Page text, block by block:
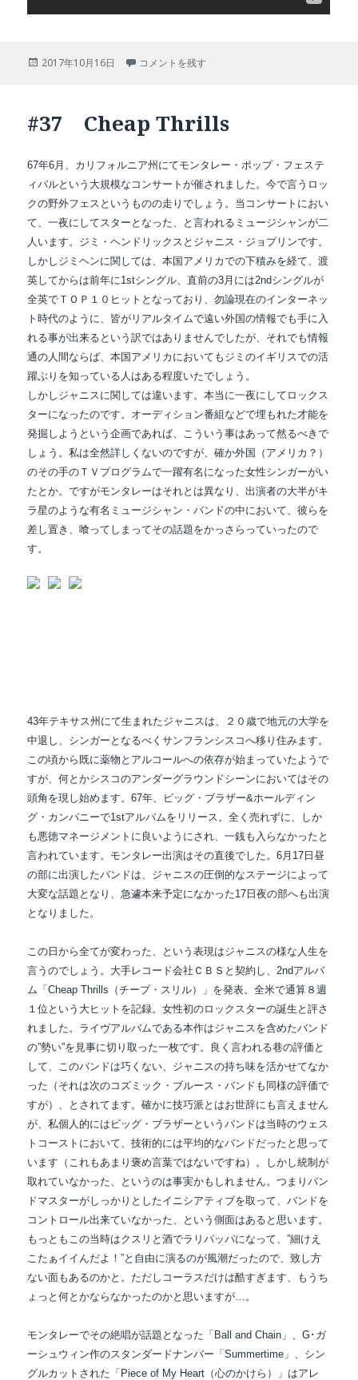
投
2017年10月16日 #38 Kozmic Blues に
コメントを残す
#37 Cheap Thrills
67年6月、カリフォルニア州にてモンタレー・ポップ・フェステ
ィバルという大規模なコンサートが催されました。今で言うロッ
クの野外フェスというものの走りでしょう。当コンサートにおい
て、一夜にしてスターとなった、と言われるミュージシャンが二
人います。ジミ・ヘンドリックスとジャニス・ジョプリンです。
しかしジミヘンに関しては、本国アメリカでの下積みを経て、渡
英してからは前年に1stシングル、直前の3月には2ndシングルが
全英でＴＯＰ１０ヒットとなっており、勿論現在のインターネッ
ト時代のように、 皆が リアルタイムで遠い外国の情報でも手に入
れる事が出来るという訳ではありませんでしたが、それでも情報
通の人間ならば、本国アメリカにおいてもジミのイギリスでの活
躍ぶりを知っている人はある程度いたでしょう。
しかしジャニスに関しては違います。本当に一夜にしてロックス
ターになったのです。オーディション番組などで埋もれた才能を
発掘しようという企画であれば、こういう事はあって然るべきで
しょう。私は全然詳しくないのですが、確か外国（アメリカ？）
のその手のＴＶプログラムで一躍有名になった女性シンガーがい
たとか。ですがモンタレーはそれとは異なり、出演者の大半がキ
ラ星のような有名ミュージシャン・バンドの中において、彼らを
差し置き、喰ってしまってその話題をかっさらっていったので
す。
43年テキサス州にて生まれたジャニスは、２０歳で地元の大学を
中退し、シンガーとなるべくサンフランシスコへ移り住みます。
この頃から既に薬物とアルコールへの依存が始まっていたようで
すが、何とかシスコのアンダーグラウンドシーンにおいてはその
頭角を現し始めます。67年、ビッグ・ブラザー&ホールディン
グ・カンパニーで1stアルバムをリリース。全く売れずに、
しか
も悪徳マネージメントに良いようにされ、一銭も入らなかったと
言われています。 モンタレー出演はその直後でした。6月17日昼
の部に出演したバンドは、ジャニスの圧倒的なステージによって
大変な話題となり、急遽本来予定になかった17日夜の部へも出演
となりました。
この日から全てが変わった、という表現はジャニスの様な人生を
言うのでしょう。 大手レコード会社ＣＢＳと契約し、2ndアルバ
ム「Cheap Thrills（チープ・スリル）」を発表。全米で通算８週
１位という大ヒットを記録。女性初のロックスターの誕生と評さ
れました。 ライヴアルバムである本作はジャニスを含めたバンド
の”勢い”を見事に切り取った一枚です。
良く言われる巷の評価と
して、このバンドは巧くない、ジャニスの持ち味を活かせてなか
った （それは次のコズミック・ブルース・バンドも同様の評価で
すが）、とされてます。確かに技巧派とはお世辞にも言えません
が、私個人的にはビッグ・ブラザーというバンドは当時のウェス
トコーストにおいて、技術的には平均的なバンドだったと思って
います（これもあまり褒め言葉ではないですね）。しかし統制が
取れていなかった、というのは事実かもしれません。つまりバン
ドマスターがしっかりとしたイニシアティブを取って、バンドを
コントロール出来ていなかった、という側面はあると思います。
もっともこの当時はクスリと酒でラリパッパになって、”細けえ
こたぁイイんだよ！”と自由に演るのが風潮だったので、致し方
ない面もあるのかと。 ただしコーラスだけは酷すぎます、もうち
ょっと何とかならなかったのかと思いますが…。
モンタレーでその絶唱が話題となった「Ball and Chain」、G･ガ
ーシュウィン作のスタンダードナンバー「Summertime」、シン
グルカットされた「Piece of My Heart （心のかけら）」はアレ